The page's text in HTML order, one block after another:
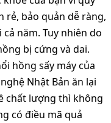
rẻ, bảo quản dễ ràng,
năm. Tuy nhiên do
bị cứng và dai.
hồng sấy máy của
Nhật Bản ăn lại
chất lượng thì không
có điều mã quả